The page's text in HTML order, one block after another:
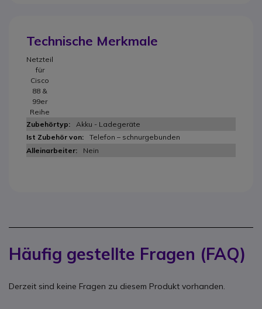
Technische Merkmale
Netzteil
für
Cisco
88 &
99er
Reihe
Akku - Ladegeräte
Telefon – schnurgebunden
Nein
Häufig gestellte Fragen (FAQ)
Derzeit sind keine Fragen zu diesem Produkt vorhanden.